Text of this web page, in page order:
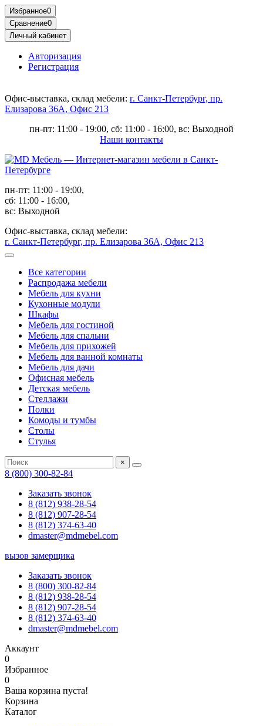
Избранное0
Сравнение0
Личный кабинет
Авторизация
Регистрация
Офис-выставка, склад мебели: г. Санкт-Петербург, пр.
Елизарова 36А, Офис 213
пн-пт: 11:00 - 19:00, сб: 11:00 - 16:00, вс: Выходной
Наши контакты
пн-пт: 11:00 - 19:00,
сб: 11:00 - 16:00,
вс: Выходной
Офис-выставка, склад мебели:
г. Санкт-Петербург, пр. Елизарова 36А, Офис 213
Все категории
Распродажа мебели
Мебель для кухни
Кухонные модули
Шкафы
Мебель для гостиной
Мебель для спальни
Мебель для прихожей
Мебель для ванной комнаты
Мебель для дачи
Офисная мебель
Детская мебель
Стеллажи
Полки
Комоды и тумбы
Столы
Стулья
×
8 (800) 300-82-84
Заказать звонок
8 (812) 938-28-54
8 (812) 907-28-54
8 (812) 374-63-40
dmaster@mdmebel.com
вызов замерщика
Заказать звонок
8 (800) 300-82-84
8 (812) 938-28-54
8 (812) 907-28-54
8 (812) 374-63-40
dmaster@mdmebel.com
Аккаунт
0
Избранное
0
Ваша корзина пуста!
Корзина
Каталог